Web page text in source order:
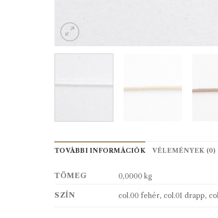
TOVÁBBI INFORMÁCIÓK VÉLEMÉNYEK (0)
TÖMEG 0,0000 kg
SZÍN col.00 fehér, col.01 drapp,